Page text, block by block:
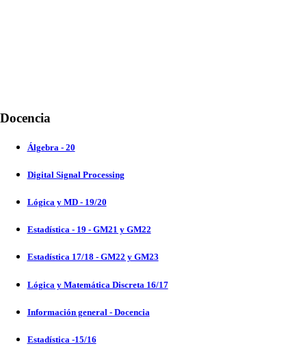
Docencia
Álgebra - 20
Digital Signal Processing
Lógica y MD - 19/20
Estadística - 19 - GM21 y GM22
Estadística 17/18 - GM22 y GM23
Lógica y Matemática Discreta 16/17
Información general - Docencia
Estadística -15/16